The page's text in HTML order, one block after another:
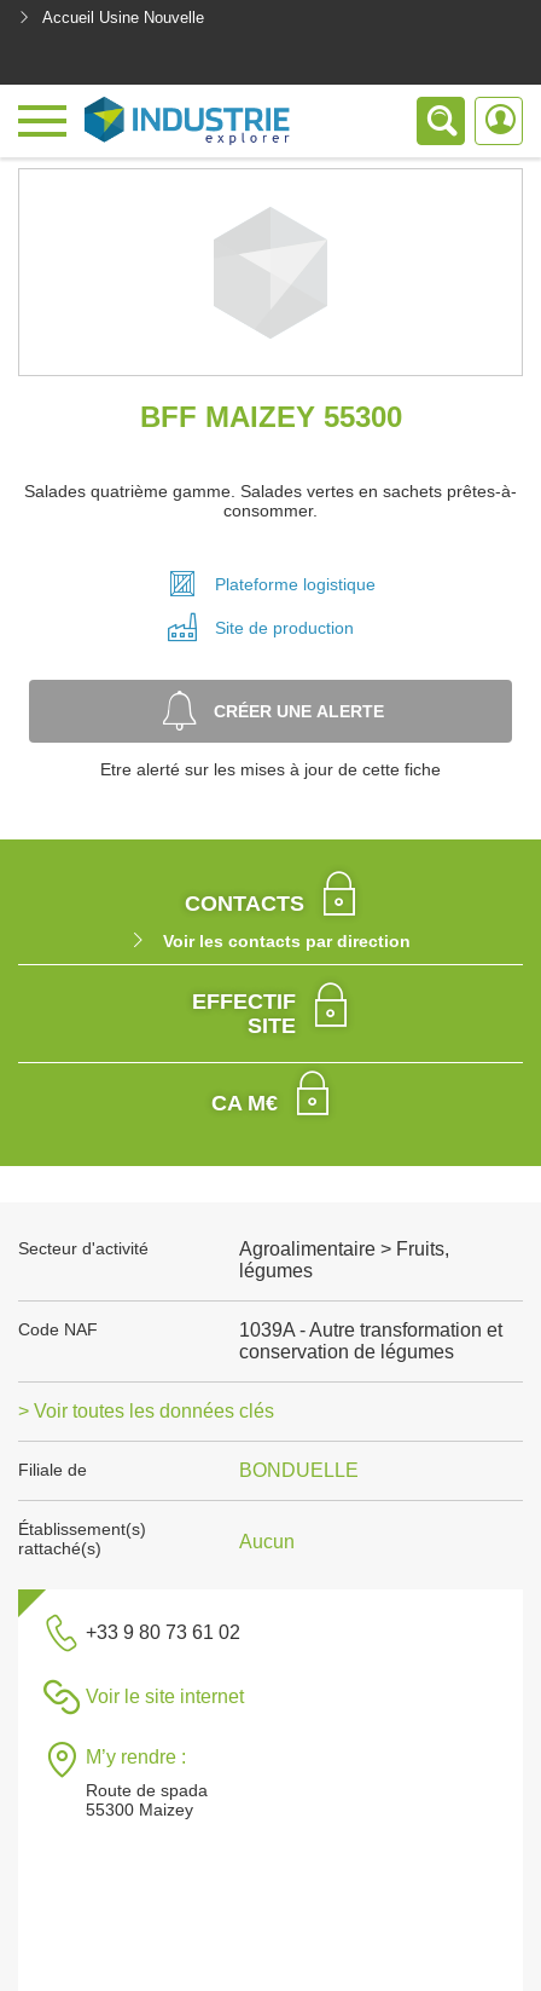
Accueil Usine Nouvelle
BFF MAIZEY 55300
Salades quatrième gamme. Salades vertes en sachets prêtes-à-
consommer.
Plateforme logistique
Site de production
CRÉER UNE ALERTE
Etre alerté sur les mises à jour de cette fiche
CONTACTS
Voir les contacts par direction
EFFECTIF
SITE
CA M€
Secteur d'activité
Agroalimentaire > Fruits,
légumes
Code NAF
1039A - Autre transformation et
conservation de légumes
> Voir toutes les données clés
Filiale de BONDUELLE
Établissement(s)
rattaché(s)
Aucun
+33 9 80 73 61 02
Voir le site internet
M’y rendre :
Route de spada
55300 Maizey